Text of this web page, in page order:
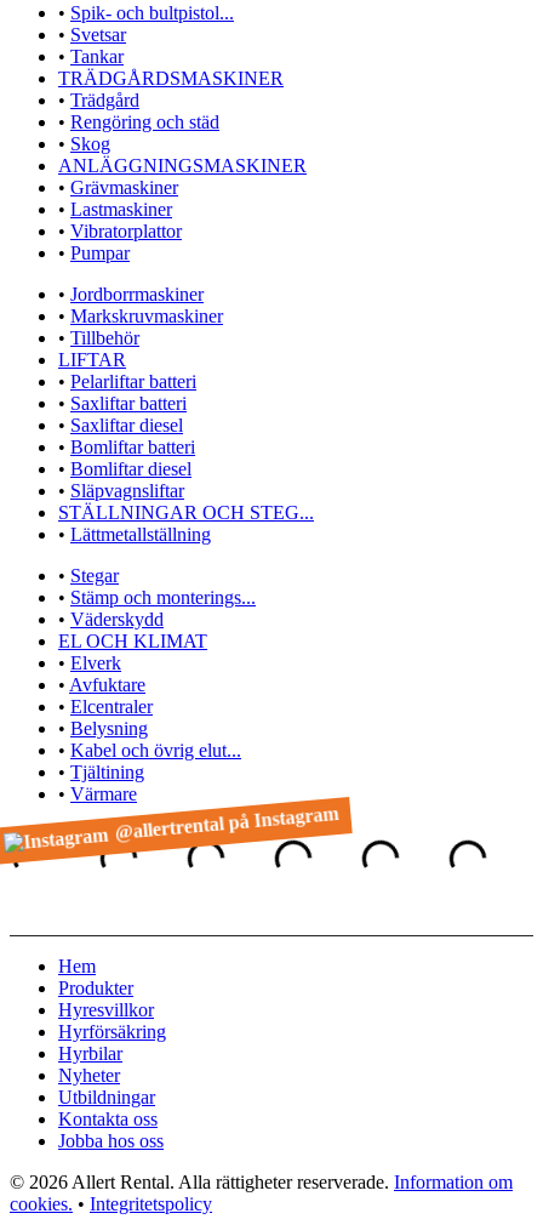
• Spik- och bultpistol...
• Svetsar
• Tankar
TRÄDGÅRDSMASKINER
• Trädgård
• Rengöring och städ
• Skog
ANLÄGGNINGSMASKINER
• Grävmaskiner
• Lastmaskiner
• Vibratorplattor
• Pumpar
• Jordborrmaskiner
• Markskruvmaskiner
• Tillbehör
LIFTAR
• Pelarliftar batteri
• Saxliftar batteri
• Saxliftar diesel
• Bomliftar batteri
• Bomliftar diesel
• Släpvagnsliftar
STÄLLNINGAR OCH STEG...
• Lättmetallställning
• Stegar
• Stämp och monterings...
• Väderskydd
EL OCH KLIMAT
• Elverk
• Avfuktare
• Elcentraler
• Belysning
• Kabel och övrig elut...
• Tjältining
• Värmare
@allertrental på Instagram
Hem
Produkter
Hyresvillkor
Hyrförsäkring
Hyrbilar
Nyheter
Utbildningar
Kontakta oss
Jobba hos oss
© 2026 Allert Rental. Alla rättigheter reserverade. Information om
cookies. • Integritetspolicy